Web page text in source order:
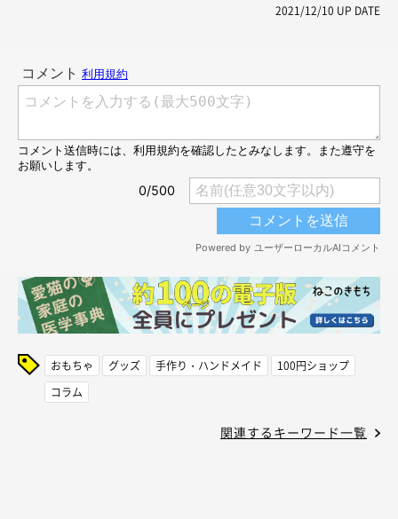
2021/12/10 UP DATE
おもちゃ グッズ 手作り・ハンドメイド
100円ショップ
コラム
関連するキーワード一覧